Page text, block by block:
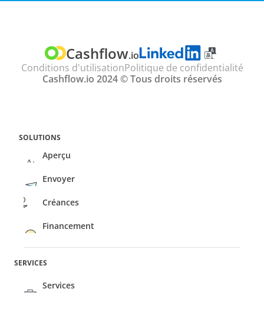
SOLUTIONS
Aperçu
Envoyer
Créances
Financement
SERVICES
Services
Cashflow.io
TRADUIRE
Select Language
Conditions d'utilisationPolitique de confidentialité
Cashflow.io 2024 © Tous droits réservés